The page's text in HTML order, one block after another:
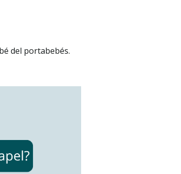
del portabebés.